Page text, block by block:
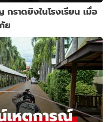
ราดยิงในโรงเรียน เมื่อ
ย